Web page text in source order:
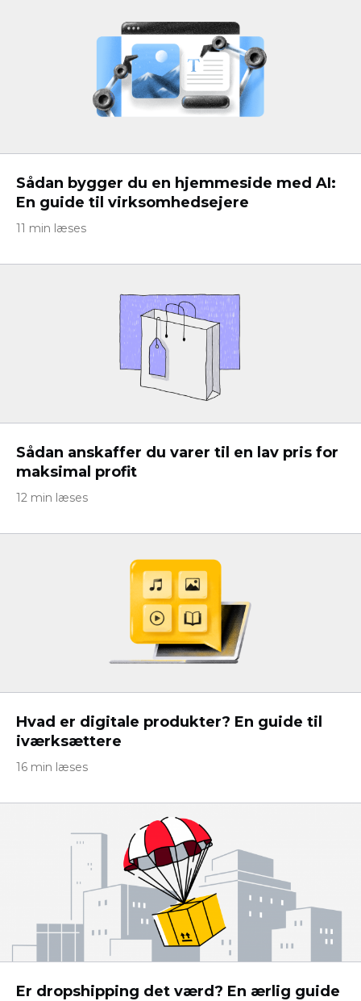
Sådan bygger du en hjemmeside med AI:
En guide til virksomhedsejere
11 min læses
Sådan anskaffer du varer til en lav pris for
maksimal profit
12 min læses
Hvad er digitale produkter? En guide til
iværksættere
16 min læses
Er dropshipping det værd? En ærlig guide